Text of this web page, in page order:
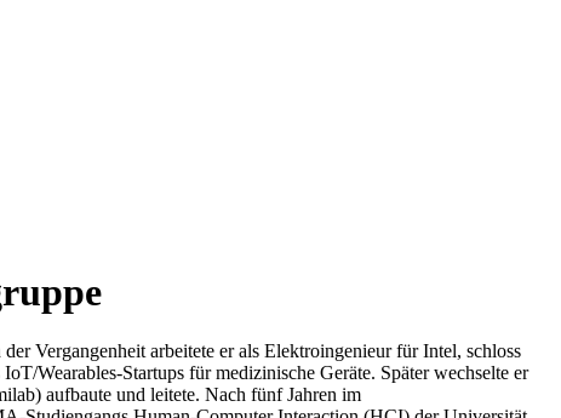
Vergangenheit arbeitete er als Elektroingenieur für Intel, schloss
Wearables-Startups für medizinische Geräte. Später wechselte er
aufbaute und leitete. Nach fünf Jahren im